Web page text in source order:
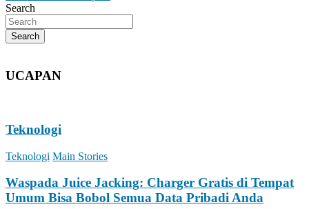
Search
Search
UCAPAN
Teknologi
Teknologi Main Stories
Waspada Juice Jacking: Charger Gratis di Tempat
Umum Bisa Bobol Semua Data Pribadi Anda